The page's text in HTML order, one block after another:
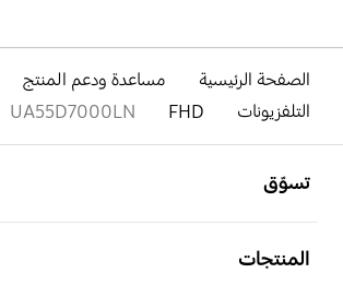
الصفحة الرئيسية
مساعدة ودعم المنتج
التلفزيونات
FHD
UA55D7000LN
تسوّق
المنتجات